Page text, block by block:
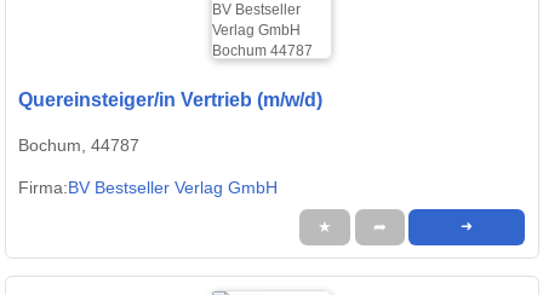
Quereinsteiger/in Vertrieb (m/w/d)
Bochum, 44787
Firma:BV Bestseller Verlag GmbH
★ ➦ ➜